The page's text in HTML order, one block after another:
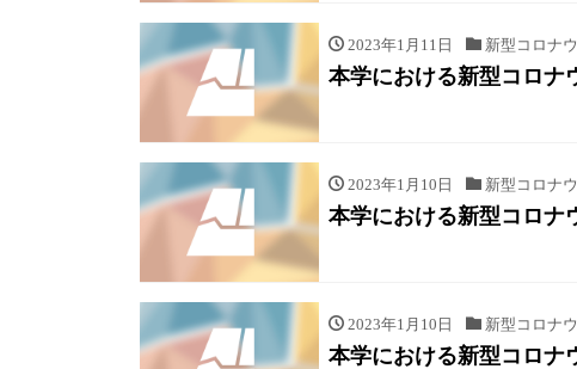
2023年1月11日 新型コロナ
本学における新型コロナ
2023年1月10日 新型コロナ
本学における新型コロナ
2023年1月10日 新型コロナ
本学における新型コロナ